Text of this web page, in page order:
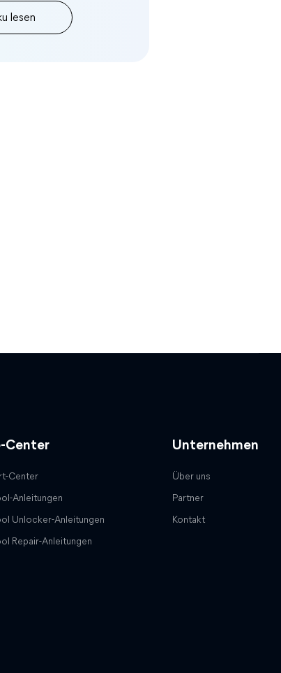
lesen
Center
Center
Anleitungen
Unlocker-Anleitungen
Repair-Anleitungen
Unternehmen
Über uns
Partner
Kontakt